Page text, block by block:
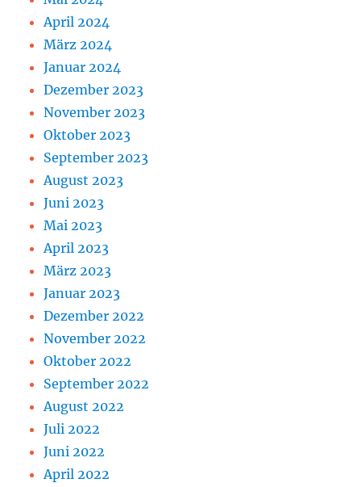
April 2024
März 2024
Januar 2024
Dezember 2023
November 2023
Oktober 2023
September 2023
August 2023
Juni 2023
Mai 2023
April 2023
März 2023
Januar 2023
Dezember 2022
November 2022
Oktober 2022
September 2022
August 2022
Juli 2022
Juni 2022
April 2022